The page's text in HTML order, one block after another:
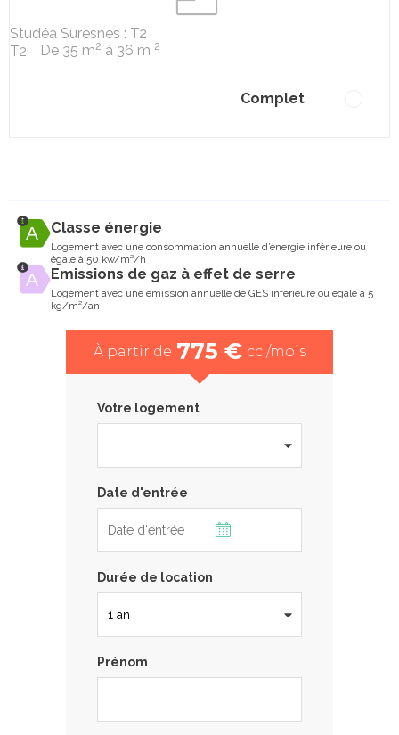
Studéa Suresnes : T2
T2
De 35 m2 à 36 m 2
Complet
Classe énergie
Logement avec une consommation annuelle d’énergie inférieure ou
égale à 50 kw/m²/h
Emissions de gaz à effet de serre
Logement avec une emission annuelle de GES inférieure ou égale à 5
kg/m²/an
À partir de 775 € cc /mois
Votre logement
Date d'entrée
Durée de location
Prénom